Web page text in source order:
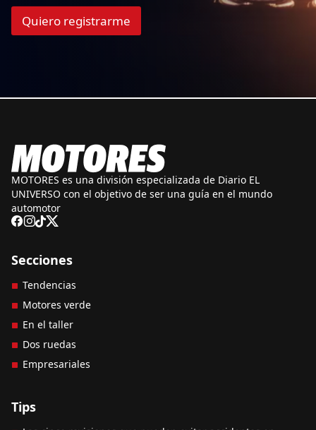
Quiero registrarme
MOTORES es una división especializada de Diario EL
UNIVERSO con el objetivo de ser una guía en el mundo
automotor
Secciones
Tendencias
Motores verde
En el taller
Dos ruedas
Empresariales
Tips